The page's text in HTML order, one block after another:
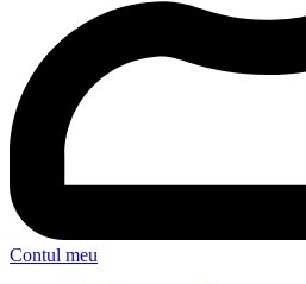
Contul meu